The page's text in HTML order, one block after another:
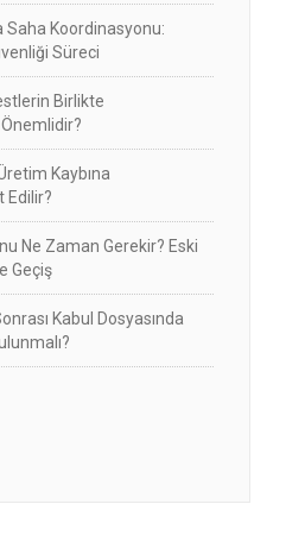
Saha Koordinasyonu:
Süreci
Birlikte
Kaybına
Edilir?
Ne Zaman Gerekir? Eski
Geçiş
Kabul Dosyasında